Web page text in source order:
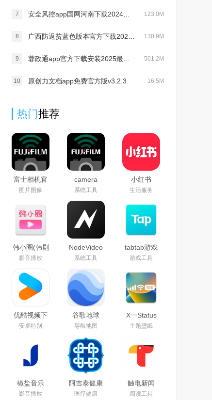
7 123.0M
8 130.9M
9 501.2M
10 原创力文档app免费官方版v3.2.3 16.5M
热门推荐
富士相机官
方下载
app2024最
(camera
remote)
图片图像
camera
remote最新
版官方下载
2026
系统工具
小红书
google play
版下载2026
生活服务
韩小圈(韩剧
TV)免费下
载2026最新
版
影音播放
NodeVideo
官方下载
2026最新免
费版
系统工具
tabtab游戏
平台(taptap)
官方下载
游戏工具
优酷视频下
载安装官方
免费下载
安卓特别
谷歌地球
app下载手
机版2025安
卓版中文最
新免费版
导航地图
X一Status
app官方安
卓最新版本
主题壁纸
椒盐音乐
app手机版
影音播放
阿吉泰健康
课堂下载
医疗健康
触电新闻
APP官方下
阅读工具